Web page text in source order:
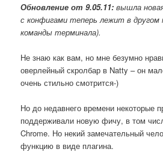
Обновление от 9.05.11: вышла
с конфигами теперь лежит в
команды терминала).
Не знаю как вам, но мне безумно
оверлейный скролбар в Natty – он
очень стильно смотрится-)
Но до недавнего времени некоторые
поддерживали новую фичу, в том
Chrome. Но некий замечательный
функцию в виде плагина.